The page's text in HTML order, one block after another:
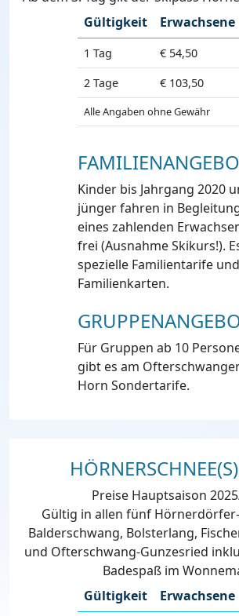
Gültigkeit
Erwachsene
1 Tag € 54,50
2 Tage
€ 103,50
Alle Angaben ohne Gewähr
Kinder bis Jahrgang 2020
jünger fahren in
eines zahlenden
frei (Ausnahme Skikurs!).
spezielle Familientarife und
Familienkarten.
Für Gruppen ab 10
gibt es am
Horn Sondertarife.
Preise Hauptsaison
Gültig in allen fünf
Balderschwang, Bolsterlang,
und Ofterschwang-Gunzesried
Badespaß im
Gültigkeit
Erwachsene